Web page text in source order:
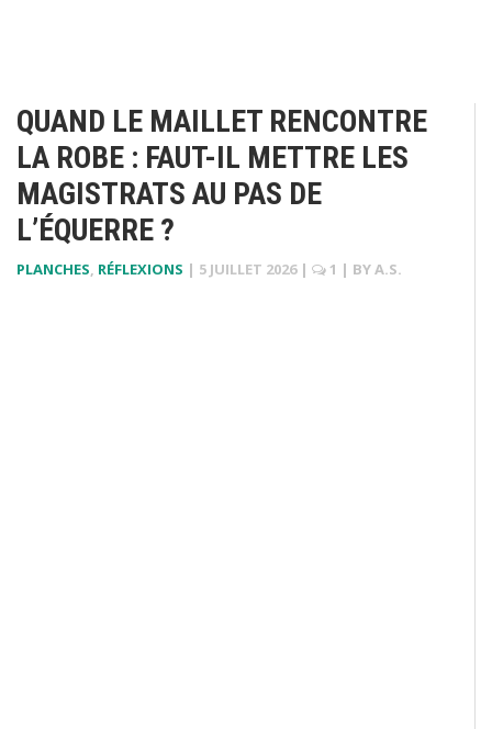
QUAND LE MAILLET RENCONTRE
LA ROBE : FAUT-IL METTRE LES
MAGISTRATS AU PAS DE
L’ÉQUERRE ?
PLANCHES, RÉFLEXIONS | 5 JUILLET 2026 | 1 | BYA.S.